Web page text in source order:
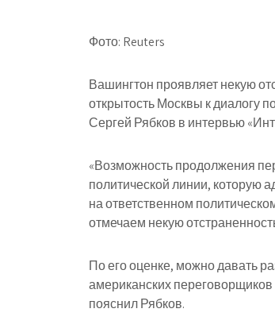
Фото: Reuters
Вашингтон проявляет некую
открытость Москвы к диалогу
Сергей Рябков в интервью
«Возможность продолжения
политической линии, которую
на ответственном
отмечаем некую
По его оценке, можно давать
американских
пояснил Рябков.